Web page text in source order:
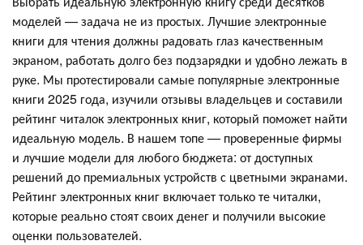
моделей — задача не из простых. Лучшие электронные
книги для чтения должны радовать глаз качественным
экраном, работать долго без подзарядки и удобно лежать в
руке. Мы протестировали самые популярные электронные
книги 2025 года, изучили отзывы владельцев и составили
рейтинг читалок электронных книг, который поможет найти
идеальную модель. В нашем топе — проверенные фирмы
и лучшие модели для любого бюджета: от доступных
решений до премиальных устройств с цветными экранами.
Рейтинг электронных книг включает только те читалки,
которые реально стоят своих денег и получили высокие
оценки пользователей.